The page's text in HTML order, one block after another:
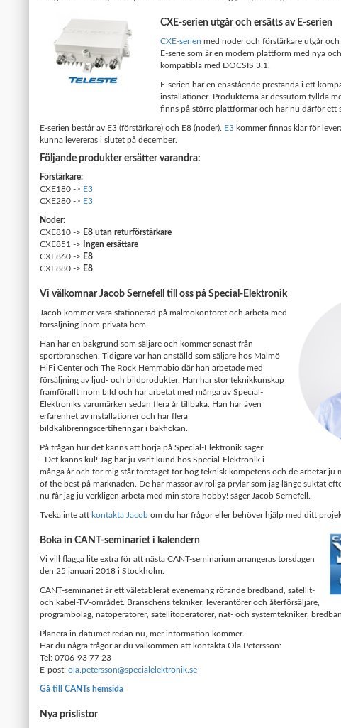
CXE-serien utgår och ersätts av E-serien
CXE-serien med noder och förstärkare utgår och
E-serie som är en modern plattform med nya
kompatibla med DOCSIS 3.1.
E-serien har en enastående prestanda i ett
installationer. Produkterna är dessutom fyllda
finns på större plattformar och har nu därför ett
E-serien består av E3 (förstärkare) och E8 (noder). E3 kommer finnas klar för
kunna levereras i slutet på december.
Följande produkter ersätter varandra:
Förstärkare:
CXE180 -> E3
CXE280 -> E3
Noder:
CXE810 -> E8 utan returförstärkare
CXE851 ->
Ingen ersättare
CXE860 -> E8
CXE880 -> E8
Vi välkomnar Jacob Sernefell till oss på Special-Elektronik
Jacob kommer vara stationerad på malmökontoret och arbeta med
försäljning inom privata hem.
Han har en bakgrund som säljare och kommer senast från
sportbranschen. Tidigare var han anställd som säljare hos Malmö
HiFi Center och The Rock Hemmabio där han arbetade med
försäljning av ljud- och bildprodukter. Han har stor teknikkunskap
framförallt inom bild och har arbetat med många av Special-
Elektroniks varumärken sedan flera år tillbaka. Han har även
erfarenhet av installationer och har flera
bildkalibreringscertifieringar i bakfickan.
På frågan hur det känns att börja på Special-Elektronik säger
- Det känns kul! Jag har ju varit kund hos Special-Elektronik i
många år och för mig står företaget för hög teknisk kompetens och de arbetar ju
of the best på marknaden. De har massor av roliga prylar som jag länge suktat
nu får jag ju verkligen arbeta med min stora hobby! säger Jacob Sernefell.
Tveka inte att kontakta Jacob om du har frågor eller behöver hjälp med ditt
Boka in CANT-seminariet i kalendern
Vi vill flagga lite extra för att nästa CANT-seminarium arrangeras torsdagen
den 25 januari 2018 i Stockholm.
CANT-seminariet är ett väletablerat evenemang rörande bredband, satellit-
och kabel-TV-området. Branschens tekniker, leverantörer och återförsäljare,
programbolag, nätoperatörer, satellitoperatörer, nät- och systemtekniker,
Planera in datumet redan nu, mer information kommer.
Har du några frågor är du välkommen att kontakta Ola Petersson:
Tel: 0706-93 77 23
E-post: ola.petersson@specialelektronik.se
Gå till CANTs hemsida
Nya prislistor